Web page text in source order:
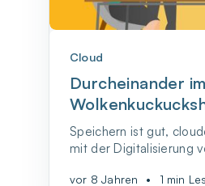
Cloud
Durcheinander im
Speichern ist gut,
mit der Digitalisierung
Möglichkeit,
vor 8 Jahren • 1 min